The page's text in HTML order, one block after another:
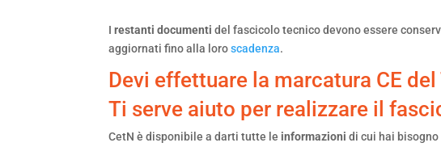
Irestanti documenti del fascicolo tecnico devono essere
aggiornati fino alla loroscadenza.
Devi effettuare la marcatura CE
Ti serve aiuto per realizzare il
CetN è disponibile a darti tutte le informazionidi cui hai